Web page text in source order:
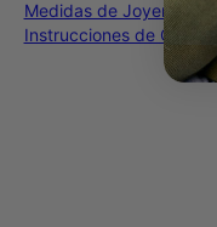
Medidas de Joyería
Instrucciones de Cuidado